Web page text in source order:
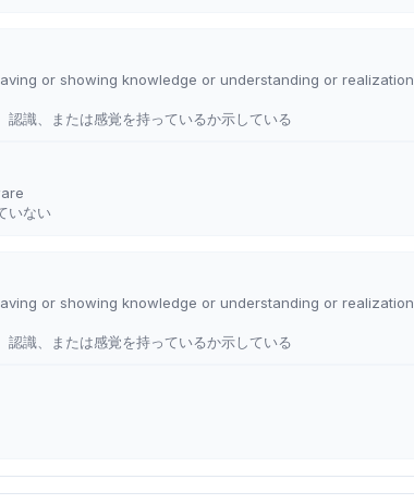
or showing knowledge or understanding or realization
認識、または感覚を持っているか示している
いない
or showing knowledge or understanding or realization
認識、または感覚を持っているか示している